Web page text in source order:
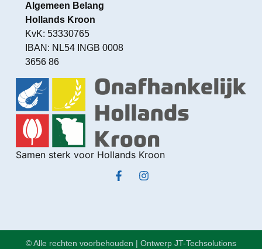
Samen sterk voor Hollands Kroon
Algemeen Belang
Hollands Kroon
KvK: 53330765
IBAN: NL54 INGB 0008
3656 86
© Alle rechten voorbehouden | Ontwerp JT-Techsolutions